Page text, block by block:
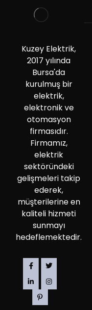
Kuzey Elektrik,
2017 yılında
Bursa'da
kurulmuş bir
elektrik,
elektronik ve
otomasyon
firmasıdır.
Firmamız,
elektrik
sektöründeki
gelişmeleri takip
ederek,
müşterilerine en
kaliteli hizmeti
sunmayı
hedeflemektedir.